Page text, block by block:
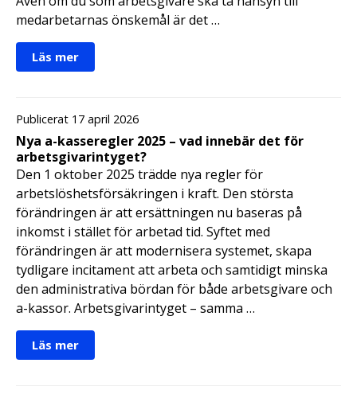
medarbetarnas önskemål är det …
Läs mer
Publicerat 17 april 2026
Nya a-kasseregler 2025 – vad innebär det för
arbetsgivarintyget?
Den 1 oktober 2025 trädde nya regler för
arbetslöshetsförsäkringen i kraft. Den största
förändringen är att ersättningen nu baseras på
inkomst i stället för arbetad tid. Syftet med
förändringen är att modernisera systemet, skapa
tydligare incitament att arbeta och samtidigt minska
den administrativa bördan för både arbetsgivare och
a-kassor. Arbetsgivarintyget – samma …
Läs mer